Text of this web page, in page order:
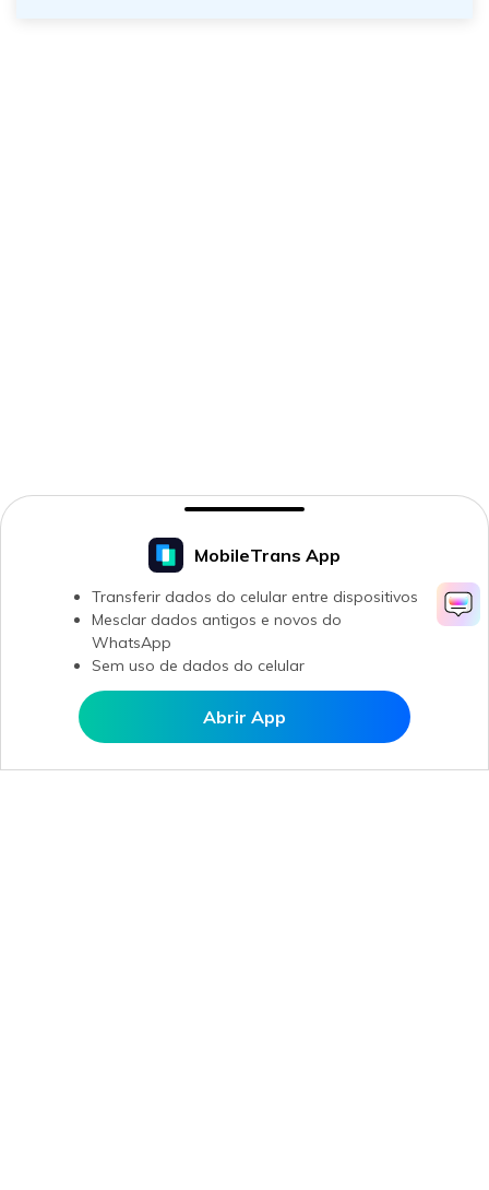
Abrir MobileTrans APP
MobileTrans App
Transferir dados do celular entre dispositivos
Mesclar dados antigos e novos do
WhatsApp
Sem uso de dados do celular
Abrir App